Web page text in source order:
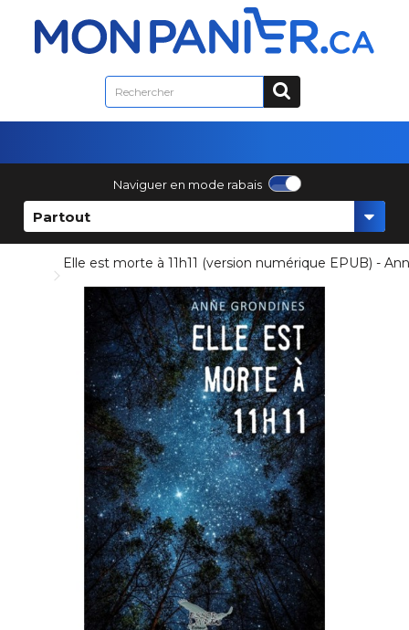
Naviguer en mode rabais
Partout
Elle est morte à 11h11 (version numérique EPUB) -